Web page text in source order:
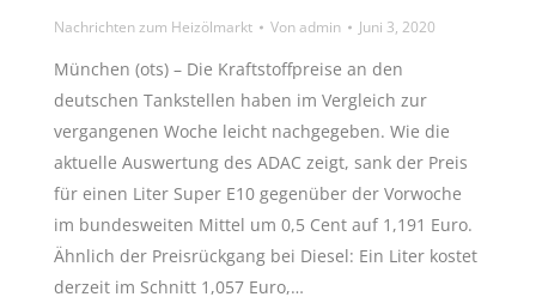
Nachrichten zum Heizölmarkt Vonadmin Juni 3, 2020
München (ots) – Die Kraftstoffpreise an den
deutschen Tankstellen haben im Vergleich zur
vergangenen Woche leicht nachgegeben. Wie die
aktuelle Auswertung des ADAC zeigt, sank der Preis
für einen Liter Super E10 gegenüber der Vorwoche
im bundesweiten Mittel um 0,5 Cent auf 1,191 Euro.
Ähnlich der Preisrückgang bei Diesel: Ein Liter kostet
derzeit im Schnitt 1,057 Euro,…